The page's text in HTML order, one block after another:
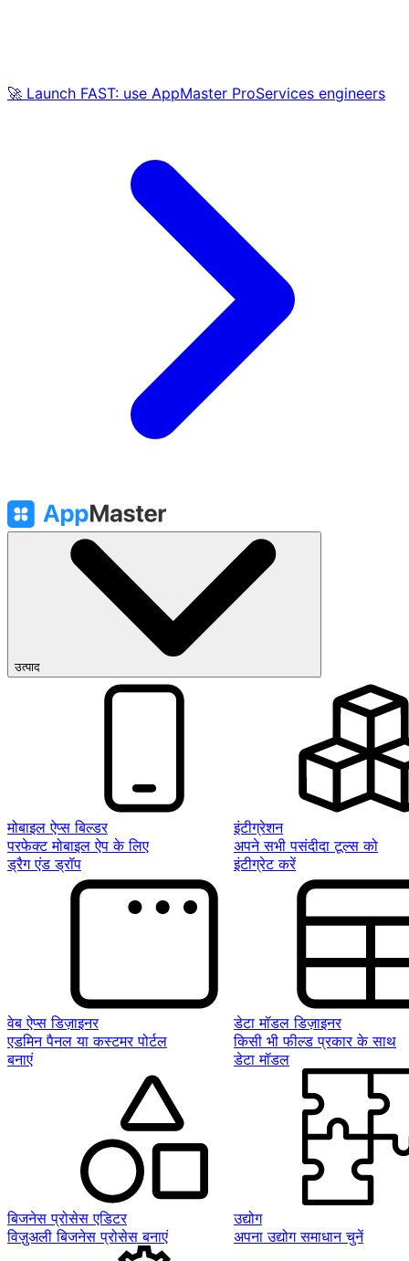
🚀 Launch FAST: use AppMaster ProServices engineers
उत्पाद
मोबाइल ऐप्स बिल्डर
परफेक्ट मोबाइल ऐप के लिए
ड्रैग एंड ड्रॉप
इंटीग्रेशन
अपने सभी पसंदीदा टूल्स को
इंटीग्रेट करें
वेब ऐप्स डिज़ाइनर
एडमिन पैनल या कस्टमर पोर्टल
बनाएं
डेटा मॉडल डिज़ाइनर
किसी भी फील्ड प्रकार के साथ
डेटा मॉडल
बिजनेस प्रोसेस एडिटर
विज़ुअली बिजनेस प्रोसेस बनाएं
उद्योग
अपना उद्योग समाधान चुनें